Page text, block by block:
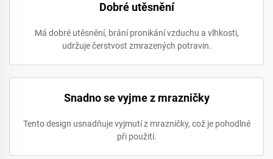
Dobré utěsnění
Má dobré utěsnění, brání pronikání vzduchu a vlhkosti,
udržuje čerstvost zmrazených potravin.
Snadno se vyjme z mrazničky
Tento design usnadňuje vyjmutí z mrazničky, což je pohodlné
při použití.